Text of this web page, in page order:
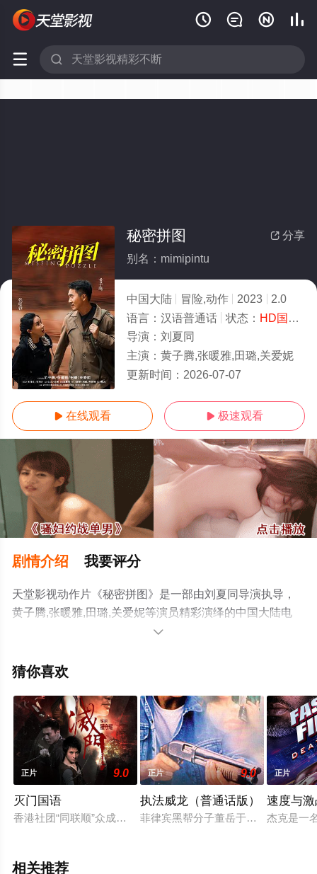
   
 
HD国语
 分享
秘密拼图
别名：mimipintu
中国大陆 冒险,动作 2023
2.0
语言： 汉语普通话 状态： HD国语/高清
导演： 刘夏同
主演： 黄子腾,张暖雅,田璐,关爱妮
更新时间： 2026-07-07
 在线观看  极速观看
剧情介绍 我要评分
天堂影视动作片《秘密拼图》是一部由刘夏同导演执导，
黄子腾,张暖雅,田璐,关爱妮等演员精彩演绎的中国大陆电
影，手机免费观看高清未删减完整版电影大全就上天堂电
等平台了解。

猜你喜欢
正片 9.0
灭门国语
香港社团“同联顺”众成员赴大陆购买制作伪钞所用电版，归程时
正片 9.0
执法威龙（普通话版）
菲律宾黑帮分子董岳于香港犯案，被
正片
速度与
杰克是一
相关推荐